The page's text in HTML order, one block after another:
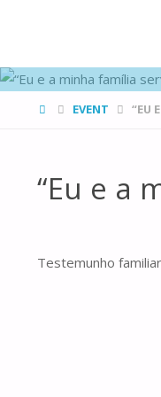
HOMEEVENT “EU
“Eu e a
Testemunho